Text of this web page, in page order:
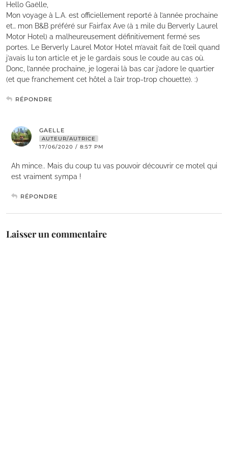
Hello Gaëlle,
Mon voyage à L.A. est officiellement reporté à l’année prochaine
et… mon B&B préféré sur Fairfax Ave (à 1 mile du Berverly Laurel
Motor Hotel) a malheureusement définitivement fermé ses
portes. Le Berverly Laurel Motor Hotel m’avait fait de l’œil quand
j’avais lu ton article et je le gardais sous le coude au cas où.
Donc, l’année prochaine, je logerai là bas car j’adore le quartier
(et que franchement cet hôtel a l’air trop-trop chouette). :)
RÉPONDRE
GAELLE
AUTEUR/AUTRICE
17/06/2020 / 8:57 PM
Ah mince.. Mais du coup tu vas pouvoir découvrir ce motel qui
est vraiment sympa !
RÉPONDRE
Laisser un commentaire